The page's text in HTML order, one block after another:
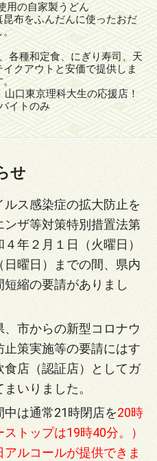
用の自家製うどん
布をふんだんに使ったおだ
。
各種和定食、にぎり寿司、天
クアウトと安価で提供しま
。
口東京理科大生の応援店！
イトのみ
せ
ス感染症の拡大防止を
ザ等対策特別措置法第
年２月１日（火曜日）
曜日）までの間、県内
縮の要請がありまし
市からの新型コロナウ
策実施等の要請にはす
店（認証店）としてガ
いりました。
は通常21時閉店を20時
トップは19時40分。）
アルコールが提供できま